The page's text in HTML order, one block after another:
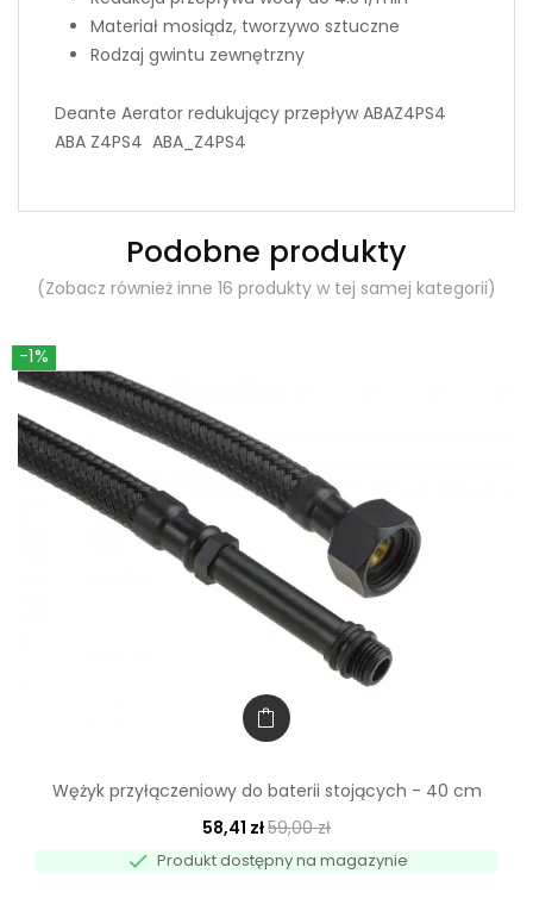
Materiał mosiądz, tworzywo sztuczne
Rodzaj gwintu zewnętrzny
Deante Aerator redukujący przepływ ABAZ4PS4
ABA Z4PS4 ABA_Z4PS4
Podobne produkty
(Zobacz również inne 16 produkty w tej samej kategorii)
-1%
Wężyk przyłączeniowy do baterii stojących - 40 cm
58,41 zł59,00 zł
 Produkt dostępny na magazynie